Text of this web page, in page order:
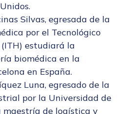
Silvas, egresada de la
por el Tecnológico
estudiará la
biomédica en la
en España.
Luna, egresado de la
por la Universidad de
maestría de logística y